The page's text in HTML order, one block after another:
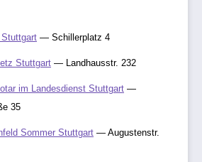
— Schillerplatz 4
Stuttgart — Landhausstr. 232
im Landesdienst Stuttgart —
35
Sommer Stuttgart — Augustenstr.